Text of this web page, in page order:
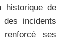
historique de
incidents
ses